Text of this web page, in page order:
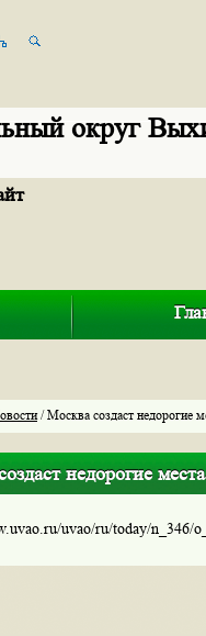
округ
/ Москва создаст недорогие
недорогие
uvao/ru/today/n_346/